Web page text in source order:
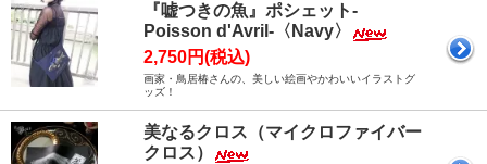
『嘘つきの魚』ポシェット-
Poisson d'Avril-〈Navy〉
2,750円(税込)
画家・鳥居椿さんの、美しい絵画やかわいいイラストグ
ッズ！
美なるクロス（マイクロファイバー
クロス）